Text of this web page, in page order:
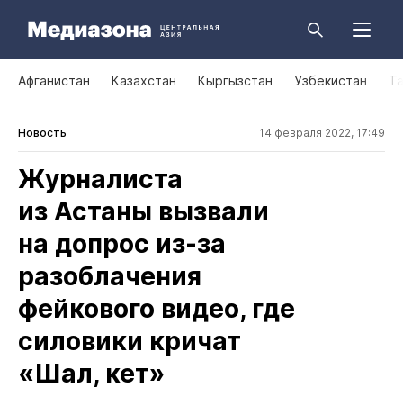
Афганистан Казахстан Кыргызстан Узбекистан
Новость 14 февраля 2022, 17:49
Журналиста
из Астаны вызвали
на допрос из‑за
разоблачения
фейкового видео, где
силовики кричат
«Шал, кет»